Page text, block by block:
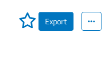
Export